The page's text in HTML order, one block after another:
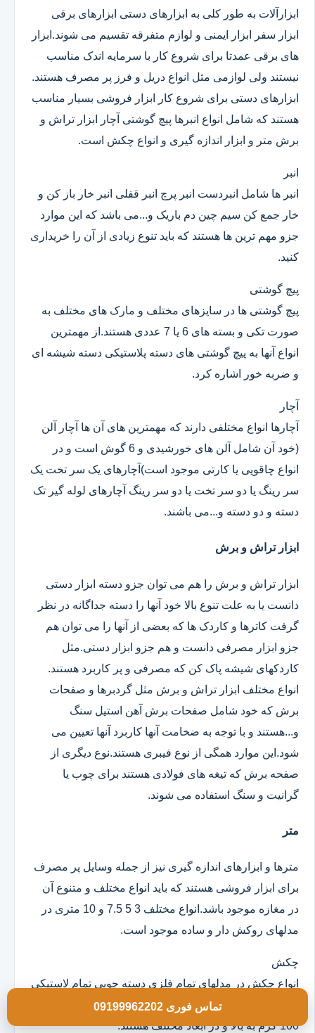
ابزارآلات به طور کلی به ابزارهای دستی ابزارهای برقی
ابزار سفر ابزار ایمنی و لوازم متفرقه تقسیم می شوند.ابزار
های برقی عمدتا برای شروع کار با سرمایه اندک مناسب
نیستند ولی لوازمی مثل انواع دریل و فرز پر مصرف هستند.
ابزارهای دستی برای شروع کار ابزار فروشی بسیار مناسب
هستند که شامل انواع انبرها پیچ گوشتی آچار ابزار تراش و
برش متر و ابزار اندازه گیری و انواع چکش است.
انبر
انبر ها شامل انبردست انبر پرچ انبر قفلی انبر خار باز کن و
خار جمع کن سیم چین دم باریک و...می باشد که این موارد
جزو مهم ترین ها هستند که باید تنوع زیادی از آن را خریداری
کنید.
پیچ گوشتی
پیچ گوشتی ها در سایزهای مختلف و مارک های مختلف به
صورت تکی و بسته های 6 یا 7 عددی هستند.از مهمترین
انواع آنها به پیچ گوشتی های دسته پلاستیکی دسته شیشه ای
و ضربه خور اشاره کرد.
آچار
آچارها انواع مختلفی دارند که مهمترین های آن ها آچار آلن
(خود آن شامل آلن های خورشیدی و 6 گوش است و در
انواع چاقویی یا کارتی موجود است)آچارهای یک سر تخت یک
سر رینگ یا دو سر تخت یا دو سر رینگ آچارهای لوله گیر تک
دسته و دو دسته و...می باشند.
ابزار تراش و برش
ابزار تراش و برش را هم می توان جزو دسته ابزار دستی
دانست یا به علت تنوع بالا خود آنها را دسته جداگانه در نظر
گرفت کاترها و کاردک ها که بعضی از آنها را می توان هم
جزو ابزار مصرفی دانست و هم جزو ابزار دستی.مثل
کاردکهای شیشه پاک کن که مصرفی و پر کاربرد هستند.
انواع مختلف ابزار تراش و برش مثل گردبرها و صفحات
برش که خود شامل صفحات برش آهن استیل سنگ
و...هستند و با توجه به ضخامت آنها کاربرد آنها تعیین می
شود.این موارد همگی از نوع فیبری هستند.نوع دیگری از
صفحه برش که تیغه های فولادی هستند برای چوب یا
گرانیت و سنگ استفاده می شوند.
متر
مترها و ابزارهای اندازه گیری نیز از جمله وسایل پر مصرف
برای ابزار فروشی هستند که باید انواع مختلف و متنوع آن
در مغازه موجود باشد.انواع مختلف 3 5 7.5 و 10 متری در
مدلهای روکش دار و ساده موجود است.
چکش
انواع چکش در مدلهای تمام فلزی دسته چوبی تمام لاستیکی
و ژله ای موجود است که خود آنها در وزن های مختلف از
100 گرم به بالا و در ابعاد مختلف هستند.
تماس فوری 09199962202